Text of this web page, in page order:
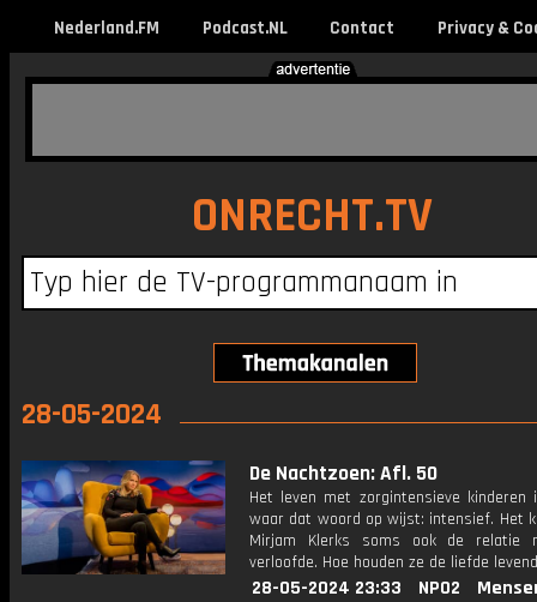
Nederland.FM Podcast.NL Contact Privacy &
ONRECHT.TV
28-05-2024
De Nachtzoen: Afl. 50
Het leven met zorgintensieve kinderen
waar dat woord op wijst: intensief. Het
Mirjam Klerks soms ook de relatie
verloofde. Hoe houden ze de liefde
28-05-2024 23:33 NPO2